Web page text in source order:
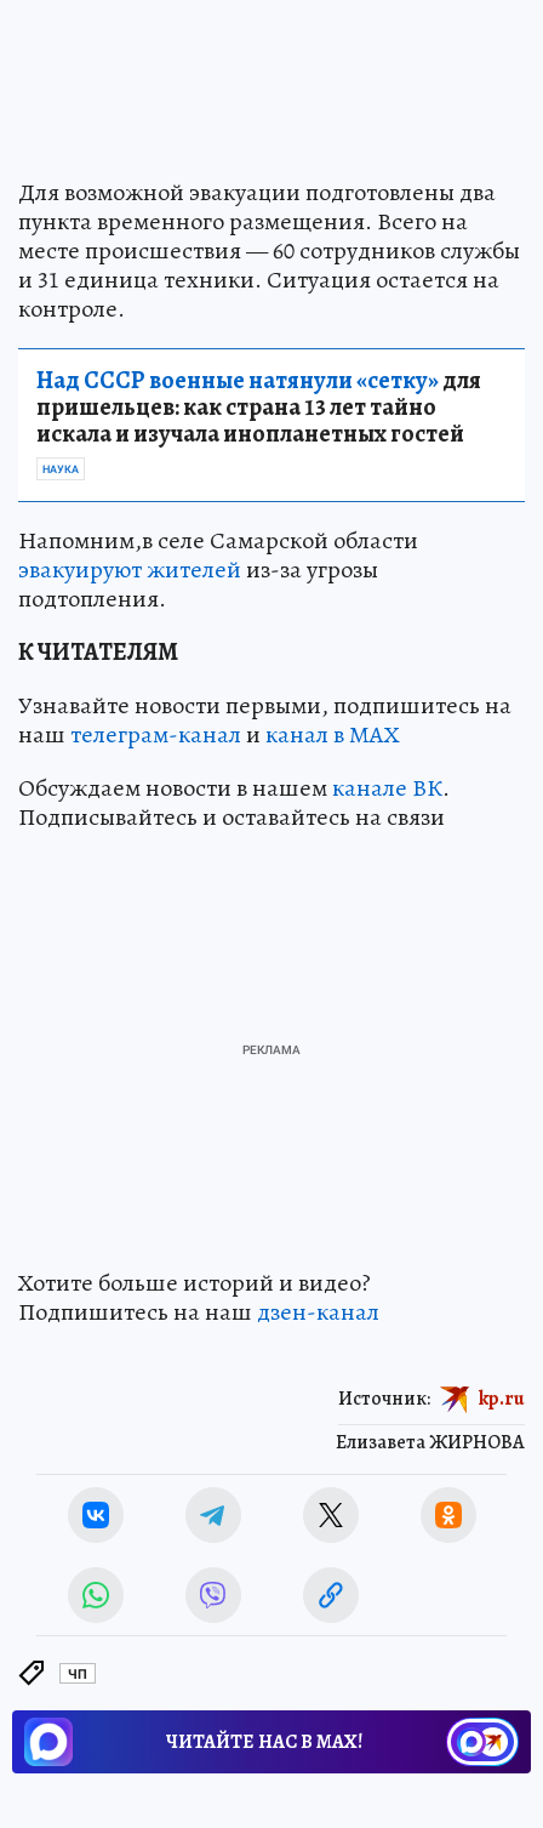
Для возможной эвакуации подготовлены два
пункта временного размещения. Всего на
месте происшествия — 60 сотрудников службы
и 31 единица техники. Ситуация остается на
контроле.
Над СССР военные натянули «сетку»для
пришельцев: как страна 13 лет тайно
искала и изучала инопланетных гостей
НАУКА
Напомним,в селе Самарской области
эвакуируют жителейиз-за угрозы
подтопления.
К ЧИТАТЕЛЯМ
Узнавайте новости первыми, подпишитесь на
наштелеграм-каналиканал в МАХ
Обсуждаем новости в нашемканале ВК.
Подписывайтесь и оставайтесь на связи
Хотите больше историй и видео?
Подпишитесь на наш дзен-канал
Елизавета ЖИРНОВА
Источник: kp.ru
ЧП
ЧИТАЙТЕ НАС В МАХ!